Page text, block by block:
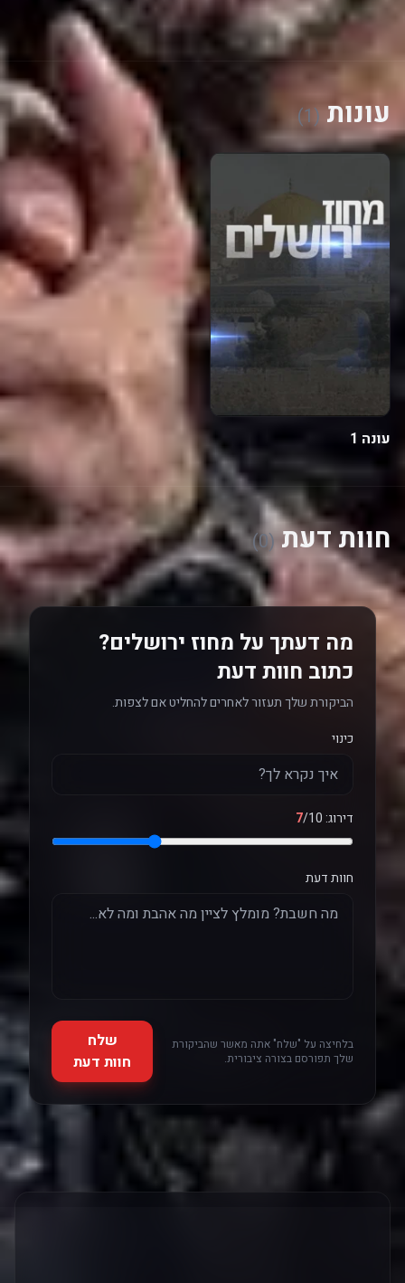
עונות(1)
עונה 1
חוות דעת(0)
מה דעתך על מחוז ירושלים?
כתוב חוות דעת
הביקורת שלך תעזור לאחרים להחליט אם לצפות.
כינוי
דירוג: 7/10
חוות דעת
בלחיצה על "שלח" אתה מאשר שהביקורת
שלך תפורסם בצורה ציבורית.
שלח
חוות דעת